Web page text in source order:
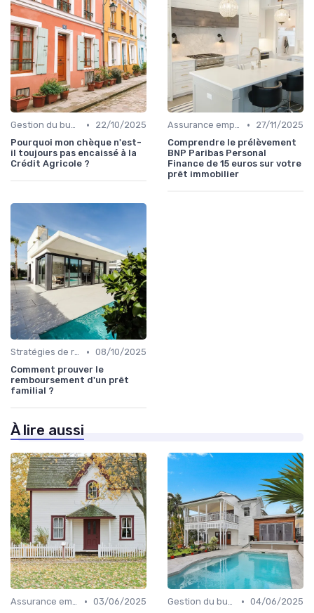
Gestion du budget •
22/10/2025
Pourquoi mon chèque n'est-
il toujours pas encaissé à la
Crédit Agricole ?
Assurance emprunteur •
27/11/2025
Comprendre le prélèvement
BNP Paribas Personal
Finance de 15 euros sur votre
prêt immobilier
Stratégies de remboursement • 08/10/2025
Comment prouver le
remboursement d'un prêt
familial ?
À lire aussi
Assurance emprunteur • 03/06/2025
Gestion du budget • 04/06/2025